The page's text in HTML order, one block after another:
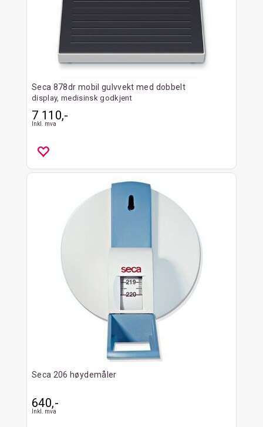
Seca 878dr mobil gulvvekt med dobbelt
display, medisinsk godkjent
7 110,-
Inkl. mva
Seca 206 høydemåler
640,-
Inkl. mva